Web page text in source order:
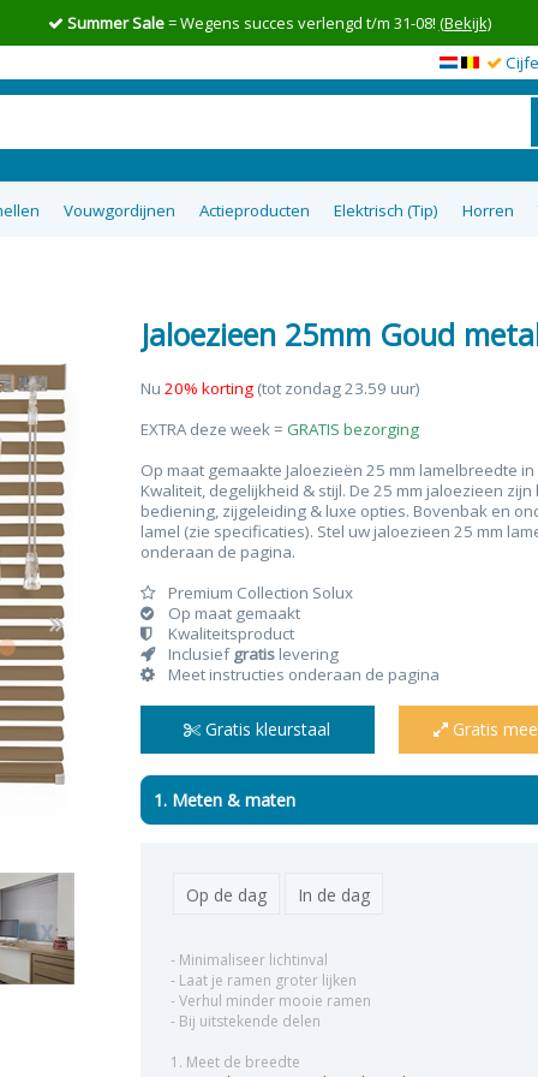
Summer Sale= Wegens succes verlengd t/m 31-08! (Bekijk)
Linnen gordijnen
& plisses Elektrische rolgordijnen
Vouwgordijnen Actieproducten Elektrisch (Tip) Horren
op maat
Jaloezieen 25mm Goud
Nu 20% korting(tot zondag 23.59 uur)
EXTRA deze week = GRATIS bezorging
Op maat gemaakte Jaloezieën 25 mm lamelbreedte
Kwaliteit, degelijkheid & stijl. De 25 mm jaloezieen
bediening, zijgeleiding & luxe opties. Bovenbak en
lamel (zie specificaties). Stel uw jaloezieen 25 mm
onderaan de pagina.
Premium Collection Solux
Op maat gemaakt
Kwaliteitsproduct
Inclusiefgratislevering
Meet instructies onderaan de pagina
Gratis kleurstaal Gratis
1. Meten & maten
Op de dag In de dag
- Minimaliseer lichtinval
- Laat je ramen groter lijken
- Verhul minder mooie ramen
- Bij uitstekende delen
1. Meet de breedte